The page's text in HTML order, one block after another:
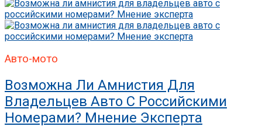
Авто-мото
Возможна Ли Амнистия Для
Владельцев Авто С Российскими
Номерами? Мнение Эксперта